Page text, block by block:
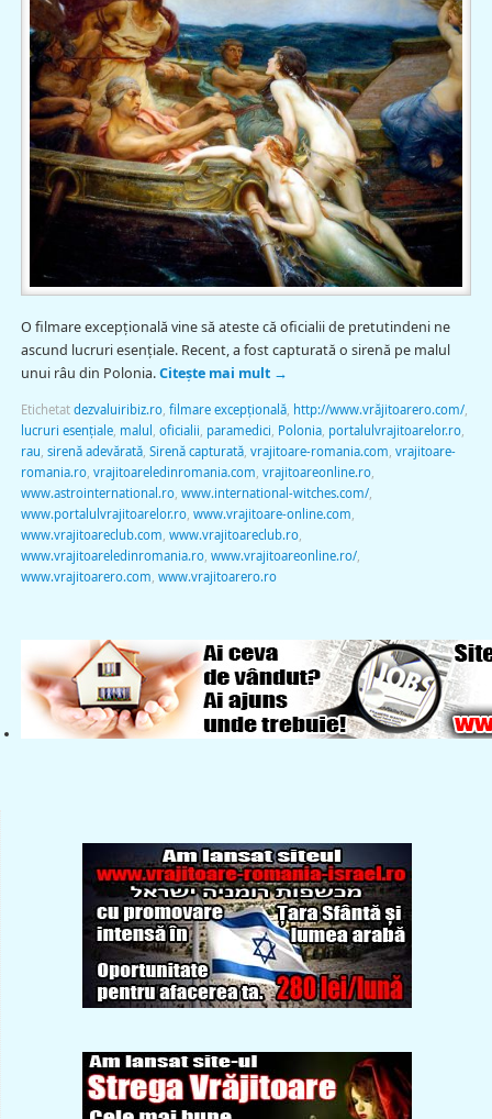
O filmare excepţională vine să ateste că oficialii de pretutindeni ne
ascund lucruri esenţiale. Recent, a fost capturată o sirenă pe malul
unui râu din Polonia.Citește mai mult →
Etichetat dezvaluiribiz.ro, filmare excepţională, http://www.vrăjitoarero.com/,
lucruri esenţiale, malul oficialii paramedici Polonia, portalulvrajitoarelor.ro,
rau sirenă adevărată, Sirenă capturată, vrajitoare-romania.com vrajitoare-
romania.ro, vrajitoareledinromania.com vrajitoareonline.ro,
www.astrointernational.ro, www.international-witches.com/,
www.portalulvrajitoarelor.ro, www.vrajitoare-online.com
www.vrajitoareclub.com www.vrajitoareclub.ro,
www.vrajitoareledinromania.ro, www.vrajitoareonline.ro/,
www.vrajitoarero.com www.vrajitoarero.ro